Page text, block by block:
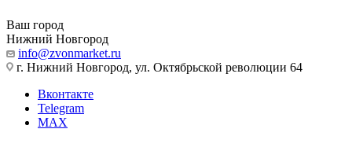
Ваш город
Нижний Новгород
info@zvonmarket.ru
г. Нижний Новгород, ул. Октябрьской революции 64
Вконтакте
Telegram
MAX